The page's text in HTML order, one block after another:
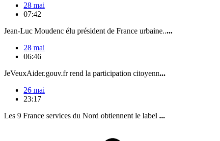
28 mai
07:42
Jean-Luc Moudenc élu président de France urbaine.....
28 mai
06:46
JeVeuxAider.gouv.fr rend la participation citoyenn...
26 mai
23:17
Les 9 France services du Nord obtiennent le label ...